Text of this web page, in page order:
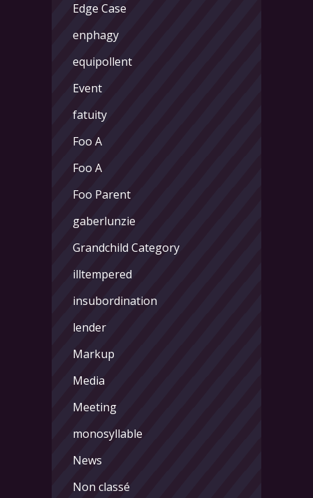
Edge Case
enphagy
equipollent
Event
fatuity
Foo A
Foo A
Foo Parent
gaberlunzie
Grandchild Category
illtempered
insubordination
lender
Markup
Media
Meeting
monosyllable
News
Non classé